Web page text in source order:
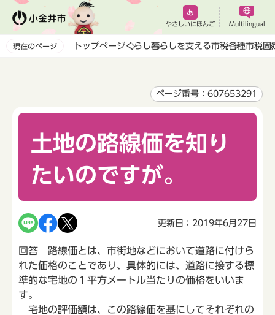
ペ
やさしいにほんご Multilingual
現在のページ トップページくらし暮らしを支える市税各種市税固
ページ番号：607653291
土地の路線価を知り
たいのですが。
更新日：2019年6月27日
回答 路線価とは、市街地などにおいて道路に付けら
れた価格のことであり、具体的には、道路に接する標
準的な宅地の１平方メートル当たりの価格をいいま
す。
宅地の評価額は、この路線価を基にしてそれぞれの